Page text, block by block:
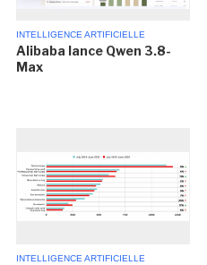
INTELLIGENCE ARTIFICIELLE
Alibaba lance Qwen 3.8-
Max
INTELLIGENCE ARTIFICIELLE